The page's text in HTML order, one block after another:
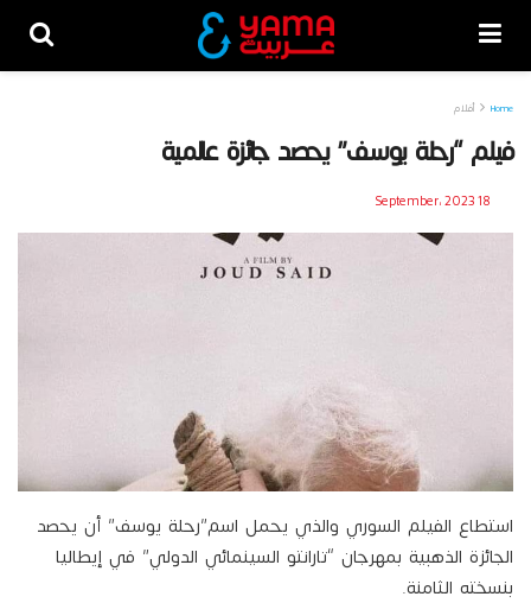
Home أفلام
فيلم “رحلة يوسف” يحصد جائزة عالمية
18 September، 2023
استطاع الفيلم السوري والذي يحمل اسم”رحلة يوسف” أن يحصد
الجائزة الذهبية بمهرجان “تارانتو السينمائي الدولي” في إيطاليا
بنسخته الثامنة.